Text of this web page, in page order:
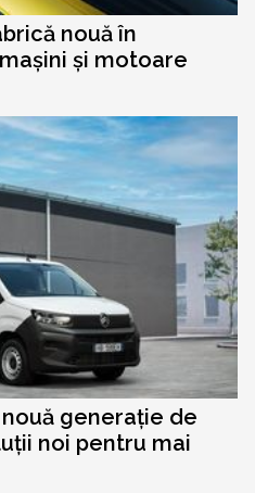
nouă în
și motoare
generație de
noi pentru mai